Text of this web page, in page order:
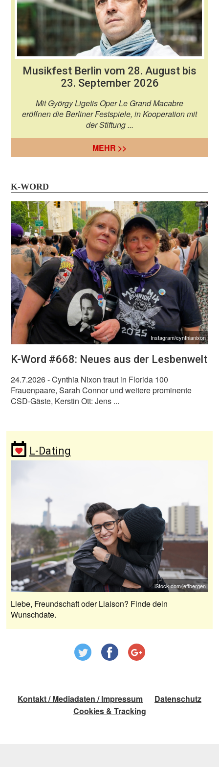
Musikfest Berlin vom 28. August bis
23. September 2026
Mit György Ligetis Oper Le Grand Macabre
eröffnen die Berliner Festspiele, in Kooperation mit
der Stiftung ...
MEHR >>
K-WORD
Instagram/cynthianixon
K-Word #668: Neues aus der Lesbenwelt
24.7.2026- Cynthia Nixon traut in Florida 100
Frauenpaare, Sarah Connor und weitere prominente
CSD-Gäste, Kerstin Ott: Jens ...
L-Dating
iStock.com/jeffbergen
Liebe, Freundschaft oder Liaison? Finde dein
Wunschdate.
Kontakt / Mediadaten / Impressum
Datenschutz
Cookies & Tracking